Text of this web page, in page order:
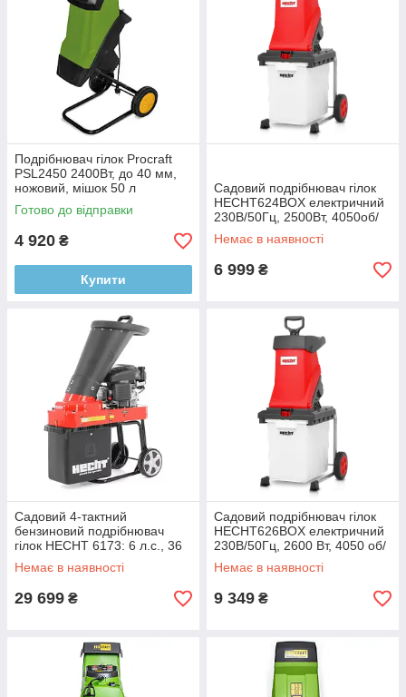
Подрібнювач гілок Procraft
PSL2450 2400Вт, до 40 мм,
ножовий, мішок 50 л
Готово до відправки
4 920 ₴
Купити
Садовий подрібнювач гілок
HECHT624BOX електричний
230В/50Гц, 2500Вт, 4050об/
хв, для гілок 40мм, бак 50л
Немає в наявності
6 999 ₴
Садовий 4-тактний
бензиновий подрібнювач
гілок HECHT 6173: 6 л.с., 36
мм, великий контейнер
Немає в наявності
29 699 ₴
Садовий подрібнювач гілок
HECHT626BOX електричний
230В/50Гц, 2600 Вт, 4050 об/
хв, для гілок 45мм, бак 60л
Немає в наявності
9 349 ₴